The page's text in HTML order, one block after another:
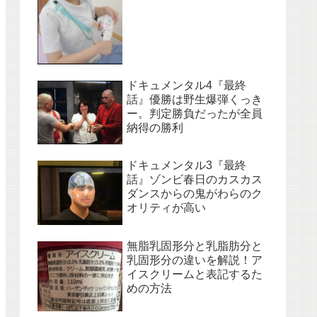
ドキュメンタル4『最終
話』優勝は野生爆弾くっき
ー。判定勝負だったが全員
納得の勝利
ドキュメンタル3『最終
話』ゾンビ春日のカスカス
ダンスからの鬼がわらのク
オリティが高い
無脂乳固形分と乳脂肪分と
乳固形分の違いを解説！ア
イスクリームと表記するた
めの方法